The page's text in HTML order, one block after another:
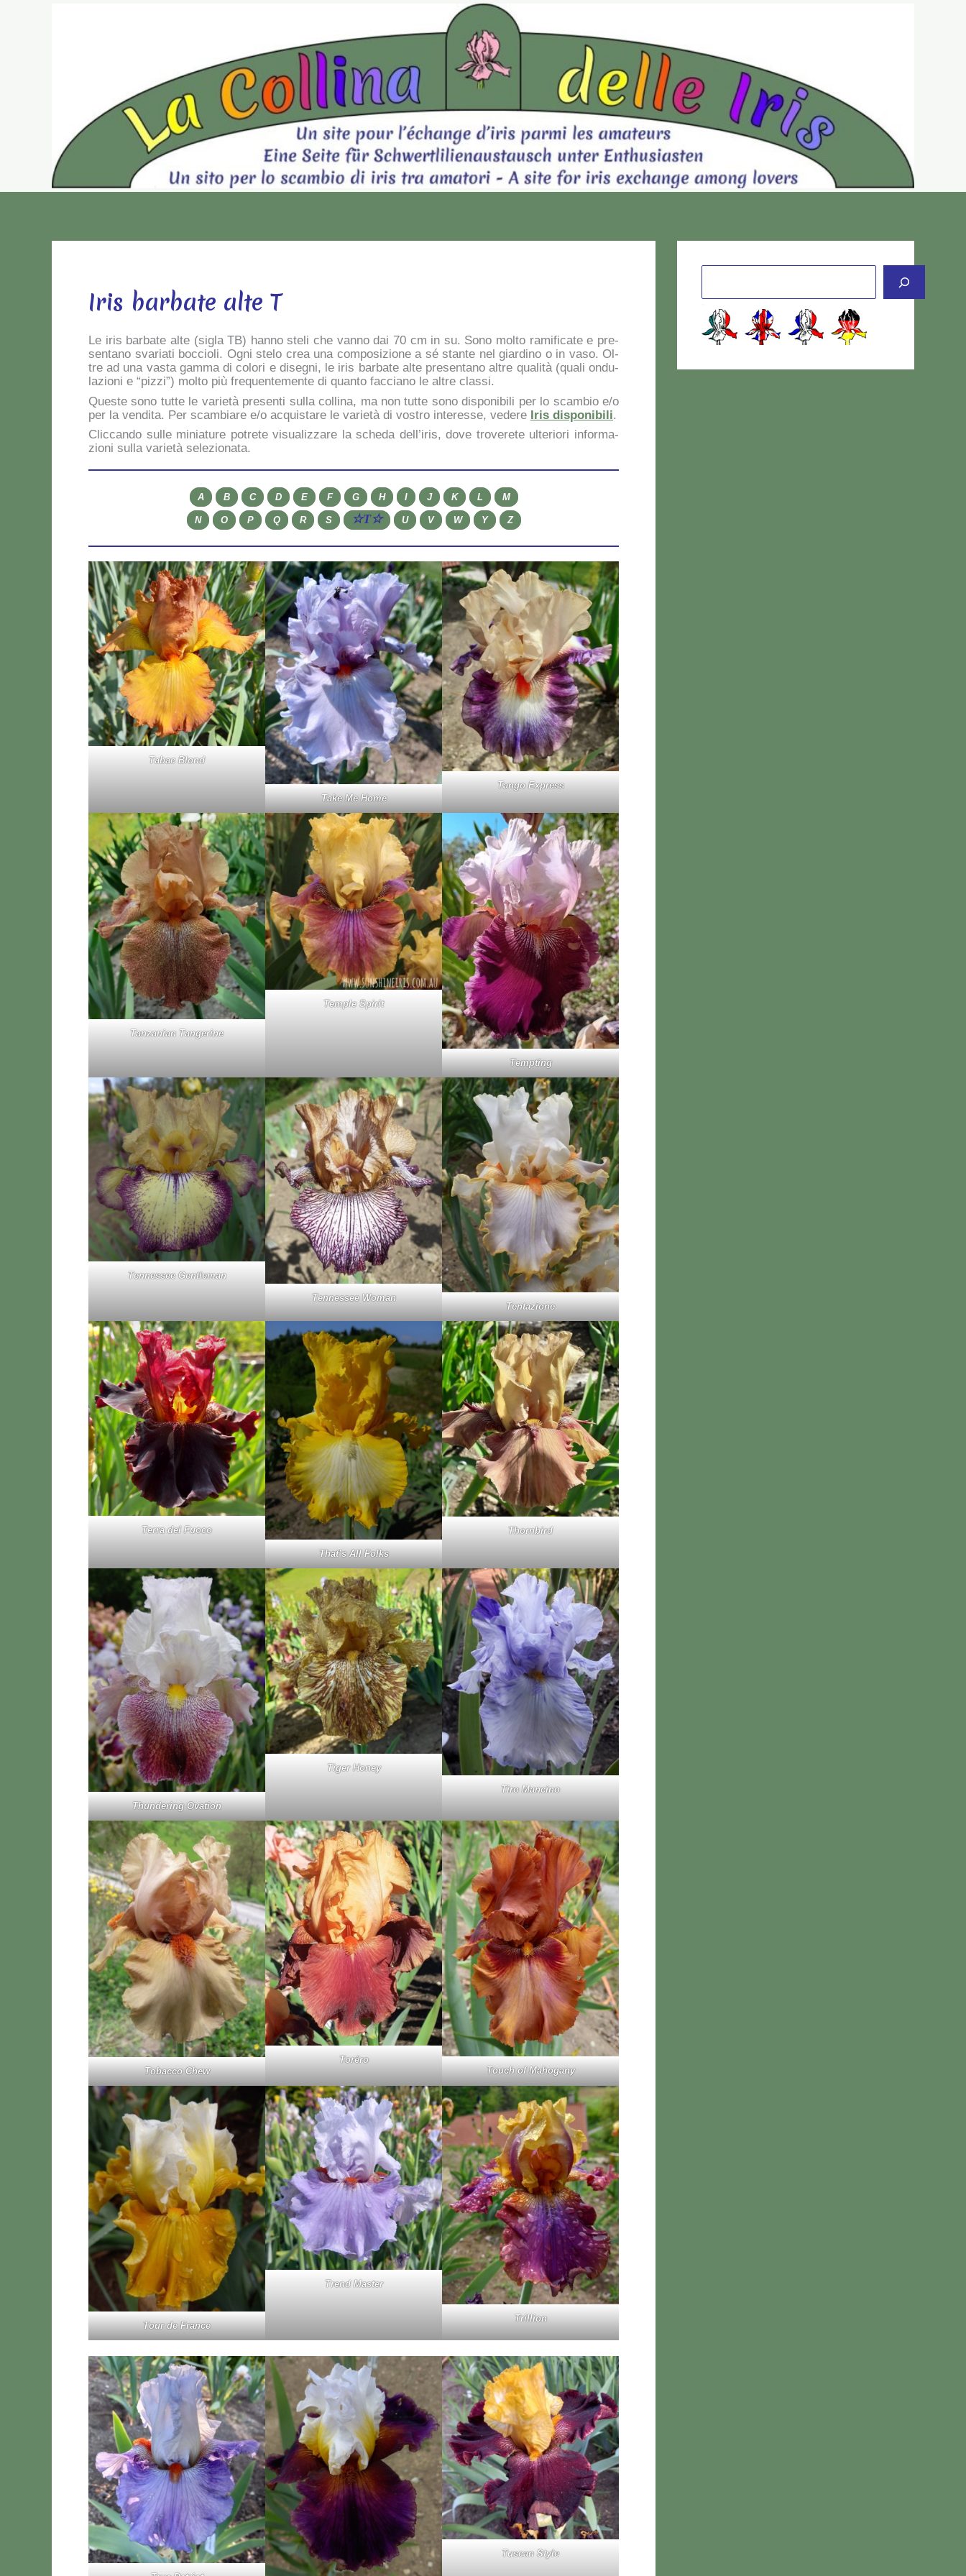
Iris barbate alte T
Le iris bar­ba­te al­te (si­gla TB) han­no ste­li che van­no dai 70 cm in su. So­no mol­to ra­mi­fi­ca­te e pre­
sen­ta­no sva­ria­ti boc­cio­li. Ogni ste­lo crea una com­po­si­zio­ne a sé stan­te nel giar­di­no o in va­so. Ol­
tre ad una va­sta gam­ma di co­lo­ri e di­se­gni, le iris bar­ba­te al­te pre­sen­ta­no al­tre qua­li­tà (qua­li on­du­
la­zio­ni e “piz­zi”) mol­to più fre­quen­te­men­te di quan­to fac­cia­no le al­tre clas­si.
Que­ste so­no tut­te le va­rie­tà pre­sen­ti sul­la col­li­na, ma non tut­te so­no di­spo­ni­bi­li per lo scam­bio e/o
per la ven­di­ta. Per scam­bia­re e/o ac­qui­sta­re le va­rie­tà di vo­stro in­te­res­se, ve­de­re Iris di­spo­ni­bi­li.
Clic­can­do sul­le mi­nia­tu­re po­tre­te vi­sua­liz­za­re la sche­da dell’iris, do­ve tro­ve­re­te ul­te­rio­ri in­for­ma­
zio­ni sul­la va­rie­tà se­le­zio­na­ta.
A B C D E F G H I J K L M
N O P Q R S ☆T☆ U V W Y Z
Ta­bac Blond
Ta­ke Me Ho­me
Tan­go Ex­press
Tan­za­nian Tan­ge­ri­ne
Tem­ple Spi­rit
Temp­ting
Ten­nes­see Gen­tle­man
Ten­nes­see Wo­man
Ten­ta­zio­ne
Ter­ra del Fuo­co
Tha­t’s All Folks
Thorn­bird
Thun­de­ring Ova­tion
Ti­ger Ho­ney
Ti­ro Man­ci­no
To­bac­co Chew
To­ré­ro
Touch of Ma­ho­ga­ny
Tour de Fran­ce
Trend Ma­ster
Tril­lion
Tu­scan Sty­le